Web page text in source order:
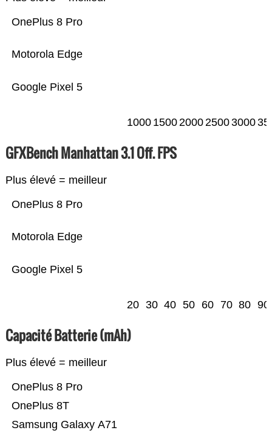
Google Pixel 5
Motorola Edge
OnePlus 8 Pro
1000 1500200025003000
GFXBench Manhattan 3.1 Off. FPS
Plus élevé = meilleur
Google Pixel 5
Motorola Edge
OnePlus 8 Pro
20 30 40 50 60 70 80 90
Capacité Batterie (mAh)
Plus élevé = meilleur
Samsung Galaxy A71
OnePlus 8T
OnePlus 8 Pro